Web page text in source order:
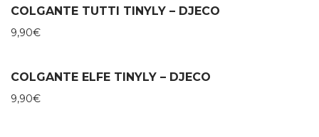
COLGANTE TUTTI TINYLY – DJECO
9,90€
COLGANTE ELFE TINYLY – DJECO
9,90€